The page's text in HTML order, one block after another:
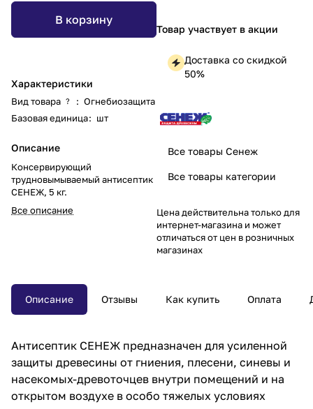
В корзину
Характеристики
Вид товара ? : Огнебиозащита
Базовая единица: шт
Описание
Консервирующий
трудновымываемый антисептик
СЕНЕЖ, 5 кг.
Все описание
Товар участвует в акции
Доставка со скидкой
50%
Все товары Сенеж
Все товары категории
Цена действительна только для
интернет-магазина и может
отличаться от цен в розничных
магазинах
Описание Отзывы Как купить Оплата
Антисептик СЕНЕЖ предназначен для усиленной
защиты древесины от гниения, плесени, синевы и
насекомых-древоточцев внутри помещений и на
открытом воздухе в особо тяжелых условиях